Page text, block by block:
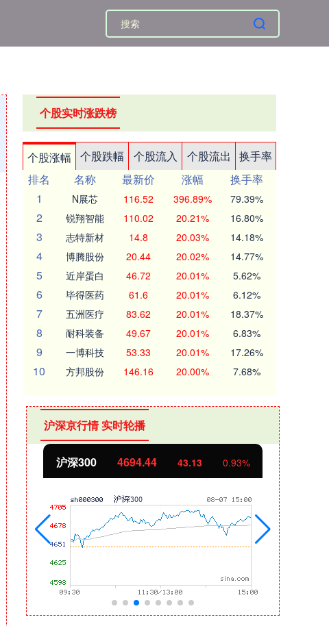
个股实时涨跌榜
个股涨幅 个股跌幅 个股流入 个股流出
换手率
排名
名称 最新价 涨幅
换手率
1
N展芯 116.52 396.89% 79.39%
2 锐翔智能 110.02 20.21% 16.80%
3 志特新材 14.8 20.03% 14.18%
4 博腾股份 20.44 20.02% 14.77%
5 近岸蛋白 46.72 20.01% 5.62%
6 毕得医药 61.6 20.01% 6.12%
7 五洲医疗 83.62 20.01% 18.37%
8 耐科装备 49.67 20.01% 6.83%
9 一博科技 53.33 20.01% 17.26%
10 方邦股份 146.16 20.00% 7.68%
沪深京行情 实时轮播
北证50 1134.24 11.37 1.01%